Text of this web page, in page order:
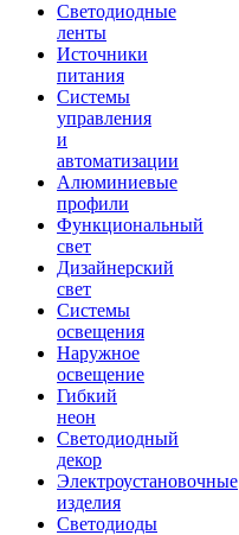
Светодиодные
ленты
Источники
питания
Системы
управления
и
автоматизации
Алюминиевые
профили
Функциональный
свет
Дизайнерский
свет
Системы
освещения
Наружное
освещение
Гибкий
неон
Светодиодный
декор
Электроустановочные
изделия
Светодиоды